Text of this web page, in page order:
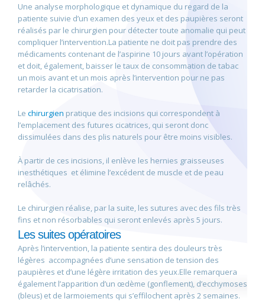
Une analyse morphologique et dynamique du regard de la
patiente suivie d’un examen des yeux et des paupières seront
réalisés par le chirurgien pour détecter toute anomalie qui peut
compliquer l’intervention.La patiente ne doit pas prendre des
médicaments contenant de l’aspirine 10 jours avant l’opération
et doit, également, baisser le taux de consommation de tabac
un mois avant et un mois après l’intervention pour ne pas
retarder la cicatrisation.
Le chirurgien pratique des incisions qui correspondent à
l’emplacement des futures cicatrices, qui seront donc
dissimulées dans des plis naturels pour être moins visibles.
À partir de ces incisions, il enlève les hernies graisseuses
inesthétiques et élimine l’excédent de muscle et de peau
relâchés.
Le chirurgien réalise, par la suite, les sutures avec des fils très
fins et non résorbables qui seront enlevés après 5 jours.
Les suites opératoires
Après l’intervention, la patiente sentira des douleurs très
légères accompagnées d’une sensation de tension des
paupières et d’une légère irritation des yeux.Elle remarquera
également l’apparition d’un œdème (gonflement), d’ecchymoses
(bleus) et de larmoiements qui s’effilochent après 2 semaines.